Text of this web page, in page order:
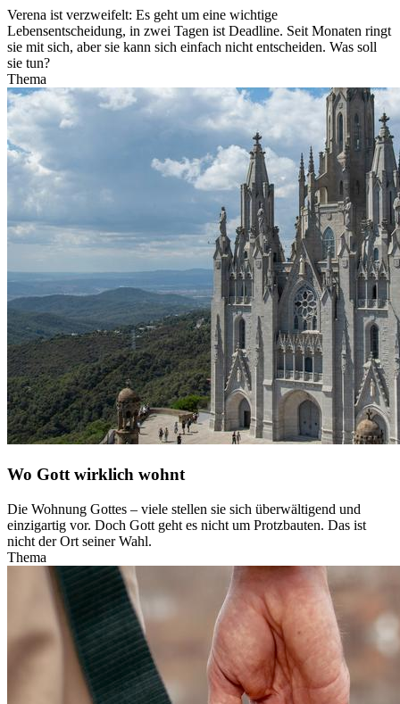
Verena ist verzweifelt: Es geht um eine wichtige
Lebensentscheidung, in zwei Tagen ist Deadline. Seit Monaten ringt
sie mit sich, aber sie kann sich einfach nicht entscheiden. Was soll
sie tun?
Thema
Wo Gott wirklich wohnt
Die Wohnung Gottes – viele stellen sie sich überwältigend und
einzigartig vor. Doch Gott geht es nicht um Protzbauten. Das ist
nicht der Ort seiner Wahl.
Thema